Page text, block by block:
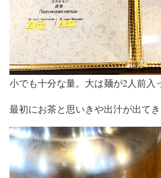
小でも十分な量。大は麺が2人前入
最初にお茶と思いきや出汁が出てき